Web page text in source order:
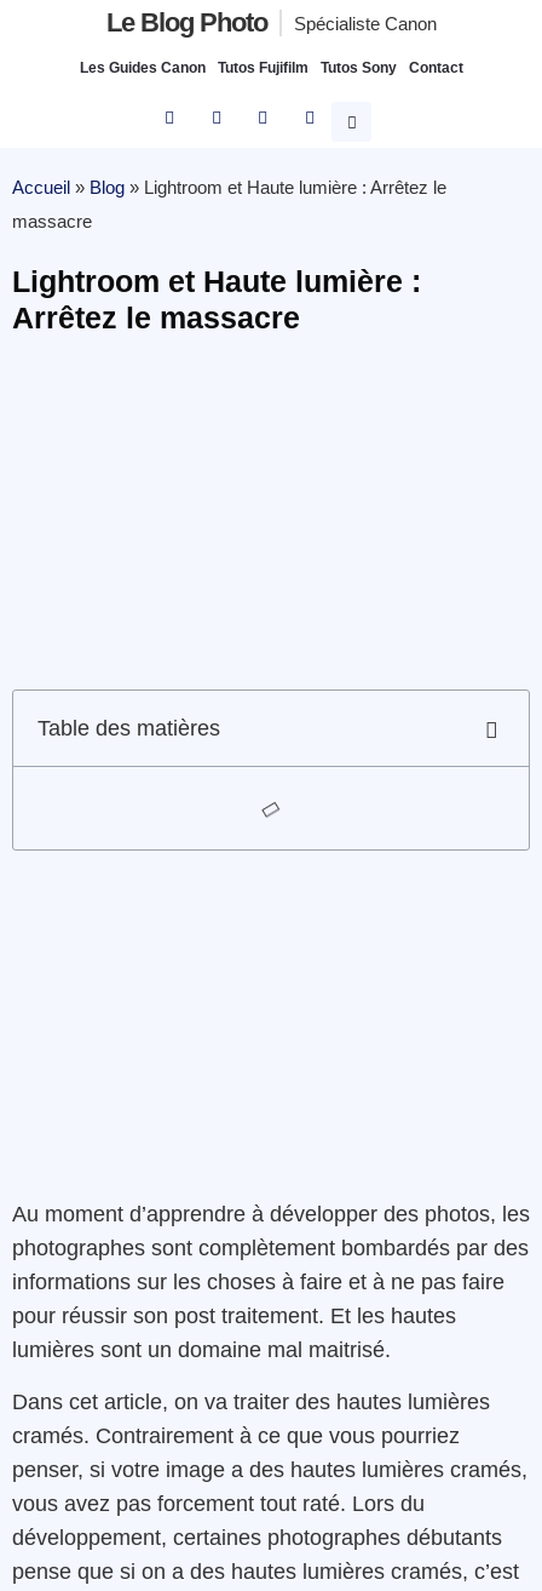
Le Blog Photo Spécialiste Canon
Les Guides Canon Tutos Fujifilm Tutos Sony Contact
Accueil » Blog » Lightroom et Haute lumière : Arrêtez le
massacre
Lightroom et Haute lumière :
Arrêtez le massacre
Table des matières
Au moment d’apprendre à développer des photos, les
photographes sont complètement bombardés par des
informations sur les choses à faire et à ne pas faire
pour réussir son post traitement. Et les hautes
lumières sont un domaine mal maitrisé.
Dans cet article, on va traiter des hautes lumières
cramés. Contrairement à ce que vous pourriez
penser, si votre image a des hautes lumières cramés,
vous avez pas forcement tout raté. Lors du
développement, certaines photographes débutants
pense que si on a des hautes lumières cramés, c’est